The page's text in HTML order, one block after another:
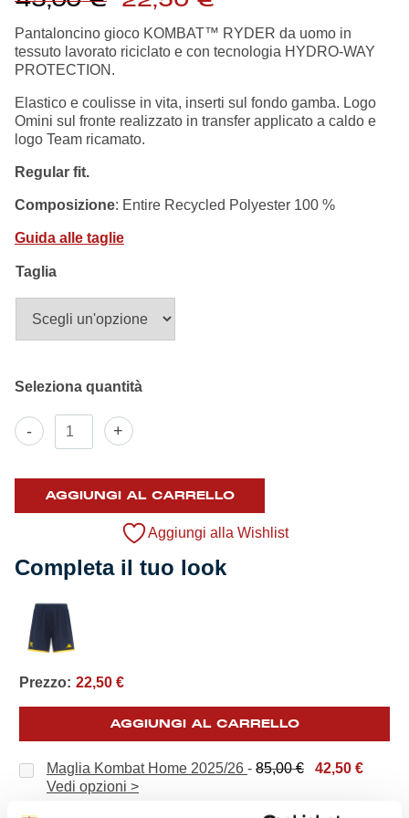
Summer Sale
Mare
Accessori
Outlet
prezzo
originale
era:
45,00 €.
attuale
è:
Pantaloncino gioco KOMBAT™ RYDER da uomo in
tessuto lavorato riciclato e con tecnologia HYDRO-WAY
PROTECTION.
Elastico e coulisse in vita, inserti sul fondo gamba. Logo
Omini sul fronte realizzato in transfer applicato a caldo e
logo Team ricamato.
Regular fit.
Composizione: Entire Recycled Polyester 100 %
Guida alle taglie
Taglia
-
Pantaloncino
Home
quantità
+
AGGIUNGI AL CARRELLO
Aggiungi alla Wishlist
Completa il tuo look
Prezzo: 22,50 €
AGGIUNGI AL CARRELLO
Maglia Kombat Home 2025/26 - 85,00€ 42,50 €Il
Vedi opzioni >